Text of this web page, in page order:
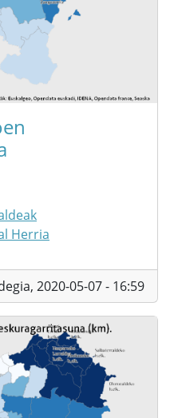
Herria
2020-05-07 - 16:59